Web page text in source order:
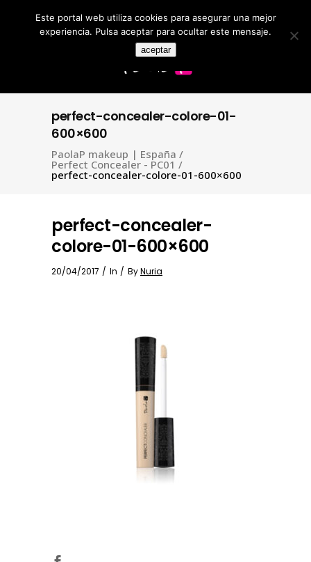
Search
for:
perfect-concealer-colore-01-
600×600
PaolaP makeup | España /
Perfect Concealer - PC01 /
perfect-concealer-colore-01-600×600
perfect-concealer-
colore-01-600×600
20/04/2017 In ByNuria
Este portal web utiliza cookies para asegurar una mejor
experiencia. Pulsa aceptar para ocultar este mensaje.
aceptar